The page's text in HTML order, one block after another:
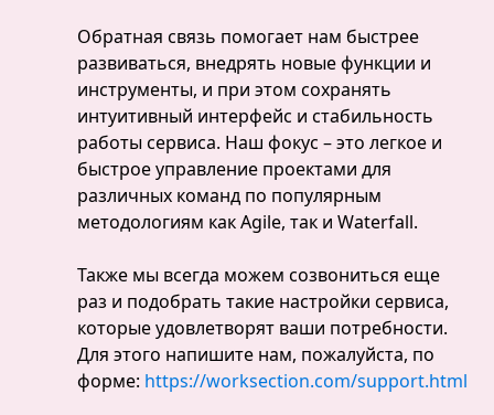
Обратная связь помогает нам быстрее
развиваться, внедрять новые функции и
инструменты, и при этом сохранять
интуитивный интерфейс и стабильность
работы сервиса. Наш фокус – это легкое и
быстрое управление проектами для
различных команд по популярным
методологиям как Agile, так и Waterfall.
Также мы всегда можем созвониться еще
раз и подобрать такие настройки сервиса,
которые удовлетворят ваши потребности.
Для этого напишите нам, пожалуйста, по
форме: https://worksection.com/support.html